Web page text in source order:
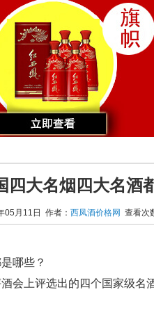
四大名烟四大名酒
05月11日 作者： 西凤酒价格网 查看次
哪些？
会上评选出的四个国家级名